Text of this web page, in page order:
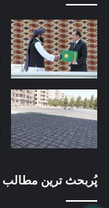
پُربحث ترین مطالب